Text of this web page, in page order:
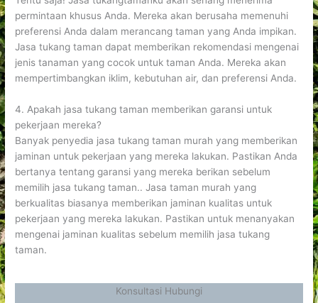
permintaan khusus Anda. Mereka akan berusaha memenuhi
preferensi Anda dalam merancang taman yang Anda impikan.
Jasa tukang taman dapat memberikan rekomendasi mengenai
jenis tanaman yang cocok untuk taman Anda. Mereka akan
mempertimbangkan iklim, kebutuhan air, dan preferensi Anda.
4. Apakah jasa tukang taman memberikan garansi untuk
pekerjaan mereka?
Banyak penyedia jasa tukang taman murah yang memberikan
jaminan untuk pekerjaan yang mereka lakukan. Pastikan Anda
bertanya tentang garansi yang mereka berikan sebelum
memilih jasa tukang taman.. Jasa taman murah yang
berkualitas biasanya memberikan jaminan kualitas untuk
pekerjaan yang mereka lakukan. Pastikan untuk menanyakan
mengenai jaminan kualitas sebelum memilih jasa tukang
taman.
Konsultasi Hubungi